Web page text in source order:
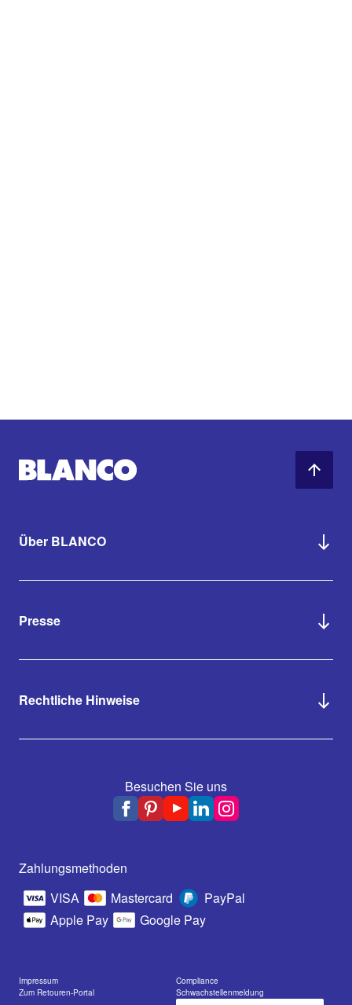
Über BLANCO
Presse
Rechtliche Hinweise
Besuchen Sie uns
Zahlungsmethoden
VISA
Mastercard
PayPal
Apple Pay
Google Pay
Impressum
Compliance
Zum Retouren-Portal
Schwachstellenmeldung